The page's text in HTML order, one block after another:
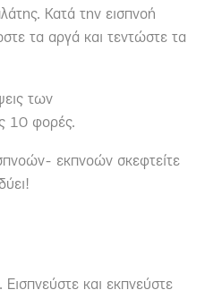
Κατά την εισπνοή
τα αργά και τεντώστε τα
των
10 φορές.
εκπνοών σκεφτείτε
Εισπνεύστε και εκπνεύστε